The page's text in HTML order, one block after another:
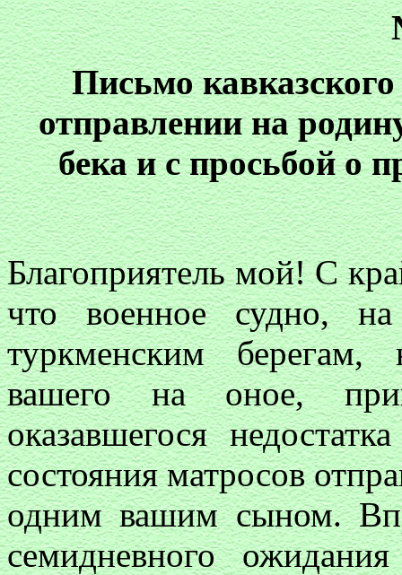
Письмо
отправлении на
бека и с просьбой о
Благоприятель мой! С
что военное судно,
туркменским берегам,
вашего на оное,
оказавшегося
состояния матросов
одним вашим сыном.
семидневного